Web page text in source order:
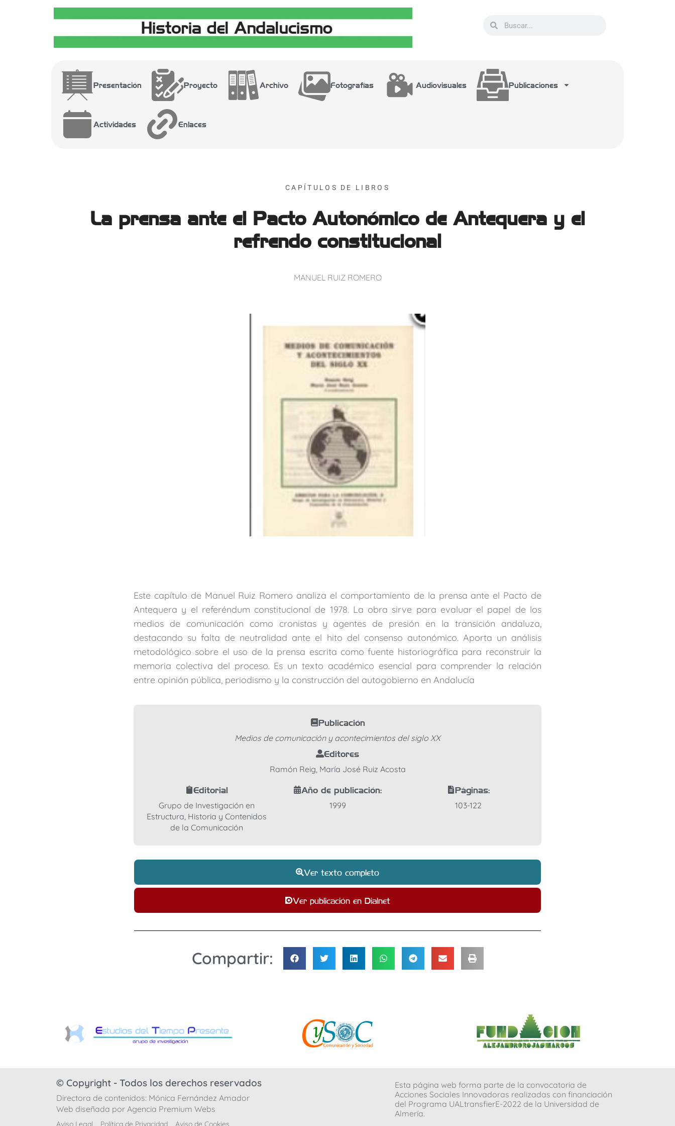
Presentación Proyecto Archivo Fotografías Audiovisuales Publicaciones
Actividades Enlaces
CAPÍTULOS DE LIBROS
La prensa ante el Pacto Autonómico de Antequera y el
refrendo constitucional
MANUEL RUIZ ROMERO
Este capítulo de Manuel Ruiz Romero analiza el comportamiento de la prensa ante el Pacto de
Antequera y el referéndum constitucional de 1978. La obra sirve para evaluar el papel de los
medios de comunicación como cronistas y agentes de presión en la transición andaluza,
destacando su falta de neutralidad ante el hito del consenso autonómico. Aporta un análisis
metodológico sobre el uso de la prensa escrita como fuente historiográfica para reconstruir la
memoria colectiva del proceso. Es un texto académico esencial para comprender la relación
entre opinión pública, periodismo y la construcción del autogobierno en Andalucía
Publicación
Medios de comunicación y acontecimientos del siglo XX
Editores
Ramón Reig, María José Ruiz Acosta
Editorial
Grupo de Investigación en
Estructura, Historia y Contenidos
de la Comunicación
Año de publicación:
1999
Páginas:
103-122
Ver texto completo
Ver publicación en Dialnet
Compartir:
© Copyright - Todos los derechos reservados
Directora de contenidos: Mónica Fernández Amador
Web diseñada por Agencia Premium Webs
Aviso Legal Política de Privacidad Aviso de Cookies
Esta página web forma parte de la convocatoria de
Acciones Sociales Innovadoras realizadas con financiación
del Programa UALtransfierE-2022 de la Universidad de
Almería.